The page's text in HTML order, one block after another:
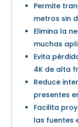
Permite
metros sin
Elimina la
muchas
Evita
4K de alta
Reduce
presentes
Facilita
las fuentes